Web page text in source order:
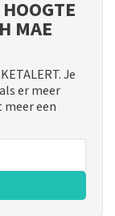
MAE
Je
er meer
een